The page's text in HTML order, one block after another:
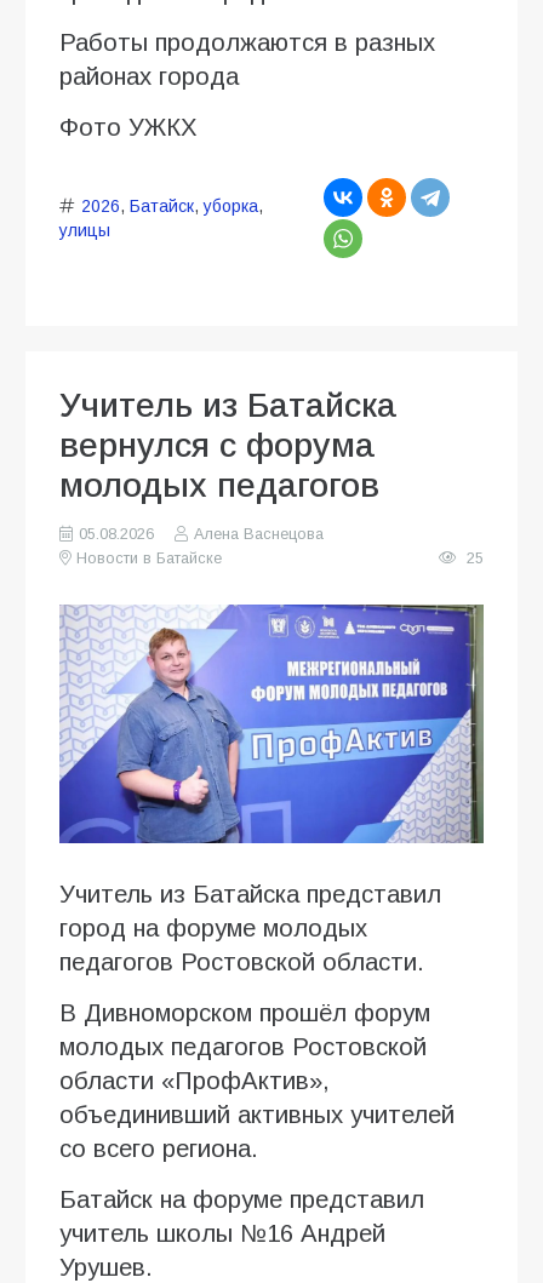
Работы продолжаются в разных
районах города
Фото УЖКХ
2026, Батайск,уборка,
улицы
Учитель из Батайска
вернулся с форума
молодых педагогов
05.08.2026
Алена Васнецова
Новости в Батайске
25
Учитель из Батайска представил
город на форуме молодых
педагогов Ростовской области.
В Дивноморском прошёл форум
молодых педагогов Ростовской
области «ПрофАктив»,
объединивший активных учителей
со всего региона.
Батайск на форуме представил
учитель школы №16 Андрей
Урушев.